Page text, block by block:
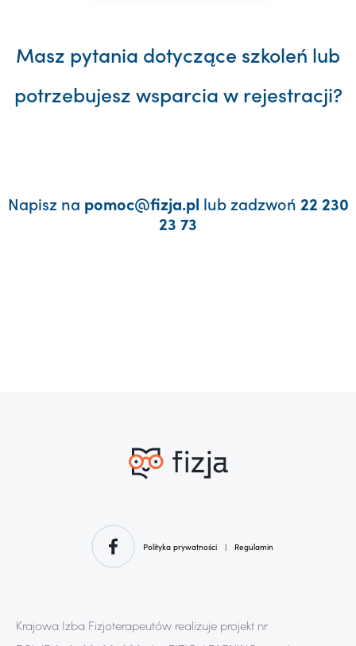
Masz pytania dotyczące szkoleń lub
potrzebujesz wsparcia w rejestracji?
Napisz na pomoc@fizja.pl lub zadzwoń 22 230
23 73
Polityka prywatności | Regulamin
Krajowa Izba Fizjoterapeutów realizuje projekt nr